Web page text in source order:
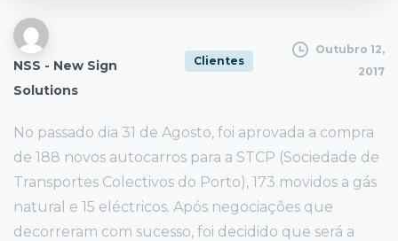
NSS - New Sign
Solutions
Clientes
Outubro 12,
2017
No passado dia 31 de Agosto, foi aprovada a compra
de 188 novos autocarros para a STCP (Sociedade de
Transportes Colectivos do Porto), 173 movidos a gás
natural e 15 eléctricos. Após negociações que
decorreram com sucesso, foi decidido que será a